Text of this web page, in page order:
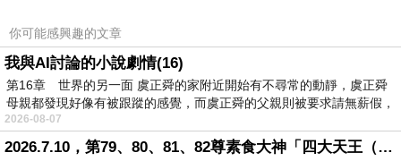
後來就用我在課堂上講到的邏輯思考
歸納並整理了雙方的爭議關鍵，找出和對方談判
的籌碼，順利解決了。
原本別人都建議她找律師，結果她靠自己就解決
了，省了一大筆律師費。
你可能感興趣的文章
我與AI討論的小說劇情(16)
第16章 世界的另一面 虞正舜的家附近開始有不尋常的動靜，虞正舜
母親都發現好像有被跟蹤的感覺，而虞正舜的父親則被要求請無薪假，
2026-08-07
2026.7.10，第79、80、81、82尊素食大神「四大天王（護界）」降臨寶島台灣（6）